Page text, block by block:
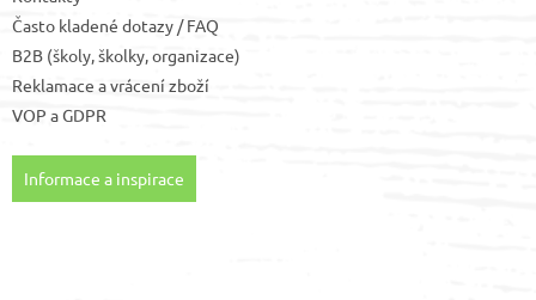
Často kladené dotazy / FAQ
B2B (školy, školky, organizace)
Reklamace a vrácení zboží
VOP aGDPR
Informace a inspirace